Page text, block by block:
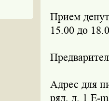
Прием
15.00 до
Адрес для
ряд, д. 1 E-